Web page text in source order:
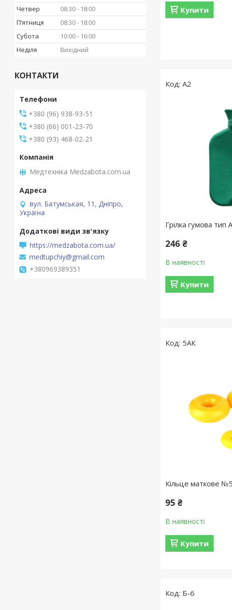
Купити
А2
Грілка гумова тип
246 ₴
В наявності
Купити
5АК
Кільце маткове
95 ₴
В наявності
Купити
Б-6
Четвер
08:30
18:00
Пʼятниця
08:30
18:00
Субота
10:00
16:00
Неділя
Вихідний
КОНТАКТИ
+380 (96) 938-93-51
+380 (66) 001-23-70
+380 (93) 468-02-21
Медтехніка Medzabota.com.ua
вул. Батумськая, 11, Дніпро,
Україна
https://medzabota.com.ua/
medtupchiy@gmail.com
+380969389351